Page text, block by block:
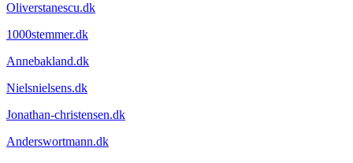
Oliverstanescu.dk
1000stemmer.dk
Annebakland.dk
Nielsnielsens.dk
Jonathan-christensen.dk
Anderswortmann.dk